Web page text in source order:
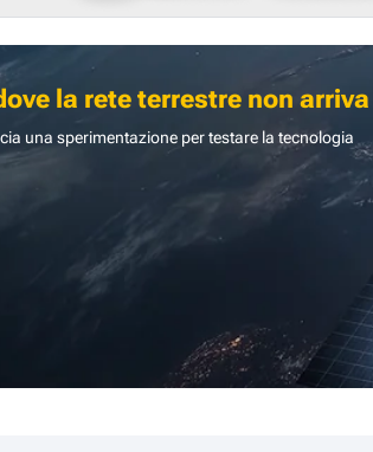
la rete terrestre non arriva
una sperimentazione per testare la tecnologia